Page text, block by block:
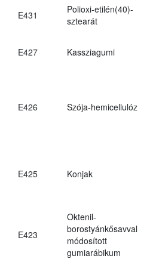
E431
Polioxi-etilén(40)-
sztearát
E427 Kassziagumi
E426 Szója-hemicellulóz
E425 Konjak
E423
Oktenil-
borostyánkősavval
módosított
gumiarábikum